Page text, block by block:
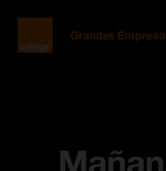
España
Grandes